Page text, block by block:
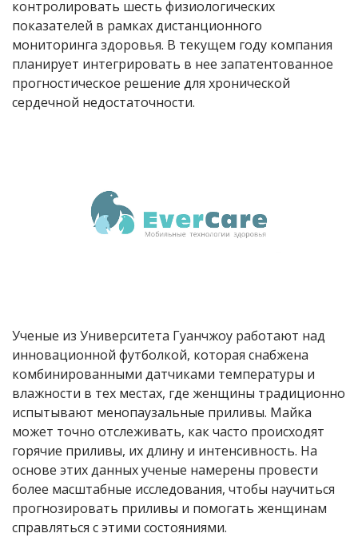
контролировать шесть физиологических
показателей в рамках дистанционного
мониторинга здоровья. В текущем году компания
планирует интегрировать в нее запатентованное
прогностическое решение для хронической
сердечной недостаточности.
Ученые из Университета Гуанчжоу работают над
инновационной футболкой, которая снабжена
комбинированными датчиками температуры и
влажности в тех местах, где женщины традиционно
испытывают менопаузальные приливы. Майка
может точно отслеживать, как часто происходят
горячие приливы, их длину и интенсивность. На
основе этих данных ученые намерены провести
более масштабные исследования, чтобы научиться
прогнозировать приливы и помогать женщинам
справляться с этими состояниями.